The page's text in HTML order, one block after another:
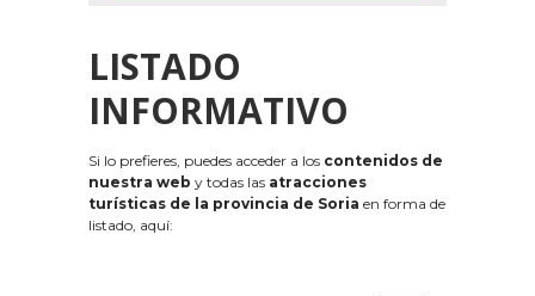
LISTADO
INFORMATIVO
Si lo prefieres, puedes acceder a los contenidos de
nuestra web y todas las atracciones
turísticas de la provincia de Soria en forma de
listado, aquí: